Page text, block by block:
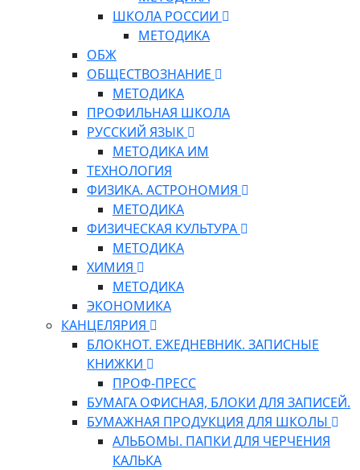
ШКОЛА РОССИИ
МЕТОДИКА
ОБЖ
ОБЩЕСТВОЗНАНИЕ
МЕТОДИКА
ПРОФИЛЬНАЯ ШКОЛА
РУССКИЙ ЯЗЫК
МЕТОДИКА ИМ
ТЕХНОЛОГИЯ
ФИЗИКА. АСТРОНОМИЯ
МЕТОДИКА
ФИЗИЧЕСКАЯ КУЛЬТУРА
МЕТОДИКА
ХИМИЯ
МЕТОДИКА
ЭКОНОМИКА
КАНЦЕЛЯРИЯ
БЛОКНОТ. ЕЖЕДНЕВНИК. ЗАПИСНЫЕ
КНИЖКИ
ПРОФ-ПРЕСС
БУМАГА ОФИСНАЯ, БЛОКИ ДЛЯ ЗАПИСЕЙ.
БУМАЖНАЯ ПРОДУКЦИЯ ДЛЯ ШКОЛЫ
АЛЬБОМЫ. ПАПКИ ДЛЯ ЧЕРЧЕНИЯ
КАЛЬКА